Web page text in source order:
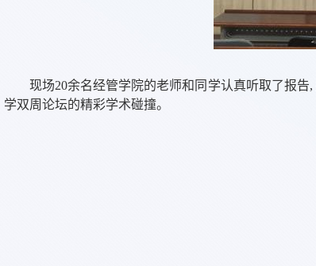
现场20余名经管学院的老师和同学认真听取了报告,
学双周论坛的精彩学术碰撞。